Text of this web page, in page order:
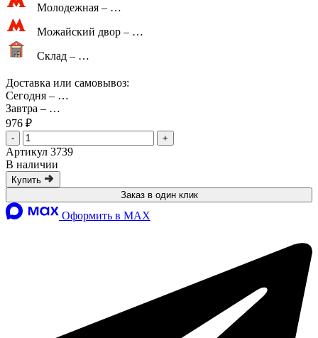
Молодежная – …
Можайский двор – …
Склад – …
Доставка или самовывоз:
Сегодня – …
Завтра – …
976 ₽
- +
Артикул 3739
В наличии
Купить
Заказ в один клик
Оформить в MAX